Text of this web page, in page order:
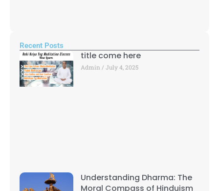
Recent Posts
title come here
Admin July 4, 2025
Understanding Dharma: The
Moral Compass of Hinduism